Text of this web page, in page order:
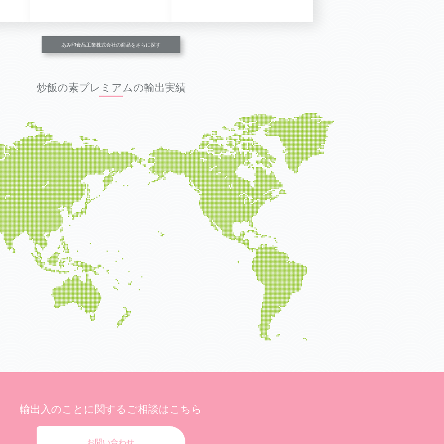
あみ印食品工業株式会社の商品をさらに探す
炒飯の素プレミアムの輸出実績
輸出入のことに関する ご相談はこちら